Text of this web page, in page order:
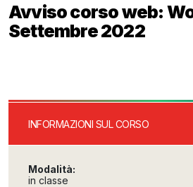
Avviso corso web:
Settembre 2022
INFORMAZIONI SUL CORSO
Modalità:
in classe